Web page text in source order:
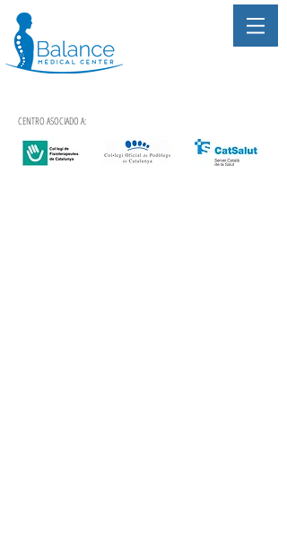
CENTRO ASOCIADO A: